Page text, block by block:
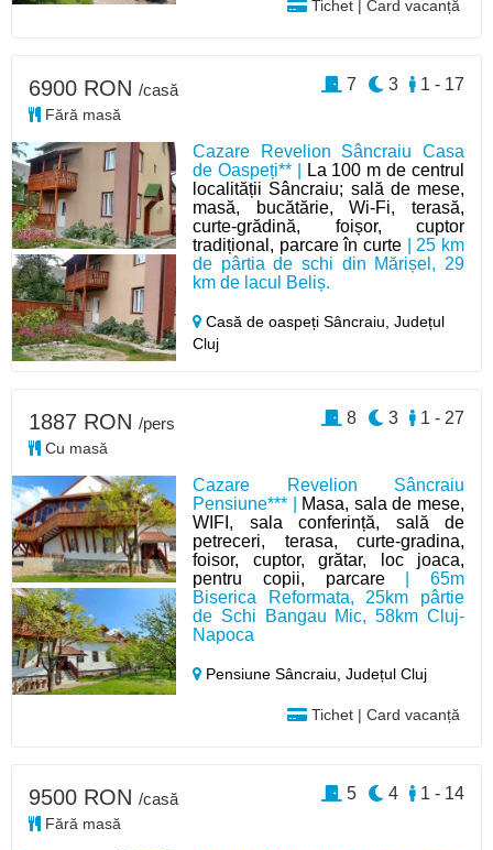
Tichet | Card vacanță
Cazare Revelion Sâncraiu Casa
de Oaspeți** |
La 100 m de centrul
localității Sâncraiu; sală de mese,
masă, bucătărie, Wi-Fi, terasă,
curte-grădină, foișor, cuptor
tradițional, parcare în curte | 25 km
de pârtia de schi din Mărișel, 29
km de lacul Beliș.
Casă de oaspeți Sâncraiu,Județul
Cluj
6900 RON /casă
Fără masă
1 - 17
3
7
Cazare Revelion Sâncraiu
Pensiune*** |
Masa, sala de mese,
WIFI, sala conferință, sală de
petreceri, terasa, curte-gradina,
foisor, cuptor, grătar, loc joaca,
pentru copii, parcare| 65m
Biserica Reformata, 25km pârtie
de Schi Bangau Mic, 58km Cluj-
Napoca
Pensiune Sâncraiu,Județul Cluj
Tichet | Card vacanță
1887 RON /pers
Cu masă
1 - 27
3
8
9500 RON /casă
Fără masă
1 - 14
4
5